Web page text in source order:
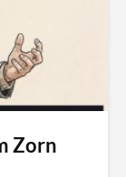
Zorn